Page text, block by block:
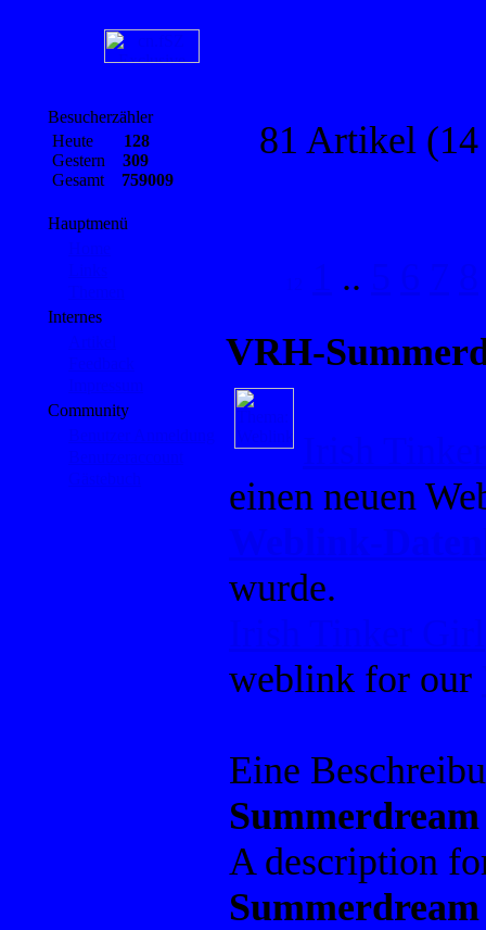
Besucherzähler
Heute 128
Gestern 309
Gesamt 759009
Hauptmenü
Internes
Community
81 Artikel
..
VRH-
einen neuen
wurde.
weblink for our
Eine
Summerdream
A description
Summerdream